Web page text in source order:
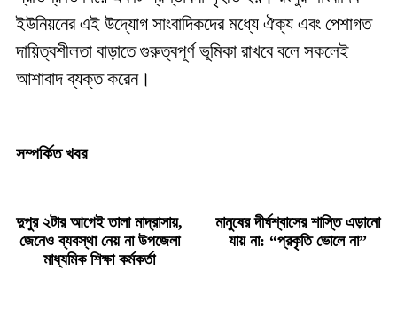
ইউনিয়নের এই উদ্যোগ সাংবাদিকদের মধ্যে ঐক্য এবং পেশাগত
দায়িত্বশীলতা বাড়াতে গুরুত্বপূর্ণ ভূমিকা রাখবে বলে সকলেই
আশাবাদ ব্যক্ত করেন।
সম্পর্কিত খবর
দুপুর ২টার আগেই তালা মাদ্রাসায়,
জেনেও ব্যবস্থা নেয় না উপজেলা
মাধ্যমিক শিক্ষা কর্মকর্তা
মানুষের দীর্ঘশ্বাসের শাস্তি এড়ানো
যায় না: “প্রকৃতি ভোলে না”